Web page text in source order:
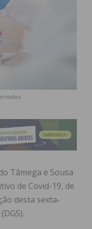
Tâmega e Sousa
de Covid-19, de
desta sexta-